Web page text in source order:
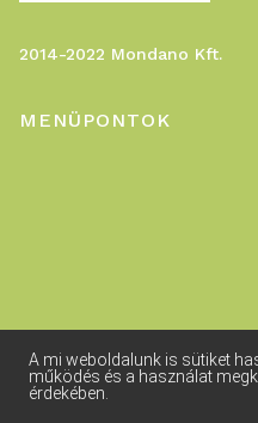
2014-2022 Mondano Kft.
MENÜPONTOK
A mi weboldalunk is sütiket
működés és a használat
érdekében.